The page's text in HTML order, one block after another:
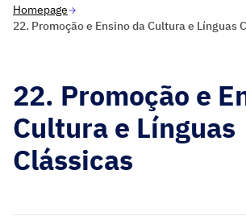
Homepage
22. Promoção e Ensino da Cultura e Línguas
22. Promoção e
Cultura e Línguas
Clássicas